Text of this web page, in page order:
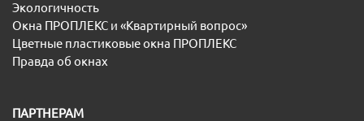
Экологичность
Окна ПРОПЛЕКС и «Квартирный вопрос»
Цветные пластиковые окна ПРОПЛЕКС
Правда об окнах
ПАРТНЕРАМ